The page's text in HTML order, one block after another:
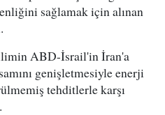
sağlamak için alınan
ABD-İsrail'in İran'a
genişletmesiyle enerji
tehditlerle karşı